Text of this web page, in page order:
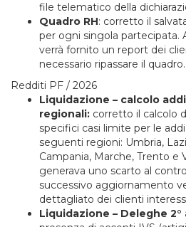
file telematico della
Quadro RH: corretto il
per ogni singola partecipata.
verrà fornito un report dei
necessario ripassare il quadro.
Redditi PF / 2026
Liquidazione – calcolo
regionali: corretto il calcolo
specifici casi limite per le
seguenti regioni: Umbria,
Campania, Marche, Trento e
generava uno scarto al
successivo aggiornamento
dettagliato dei clienti
Liquidazione – Deleghe